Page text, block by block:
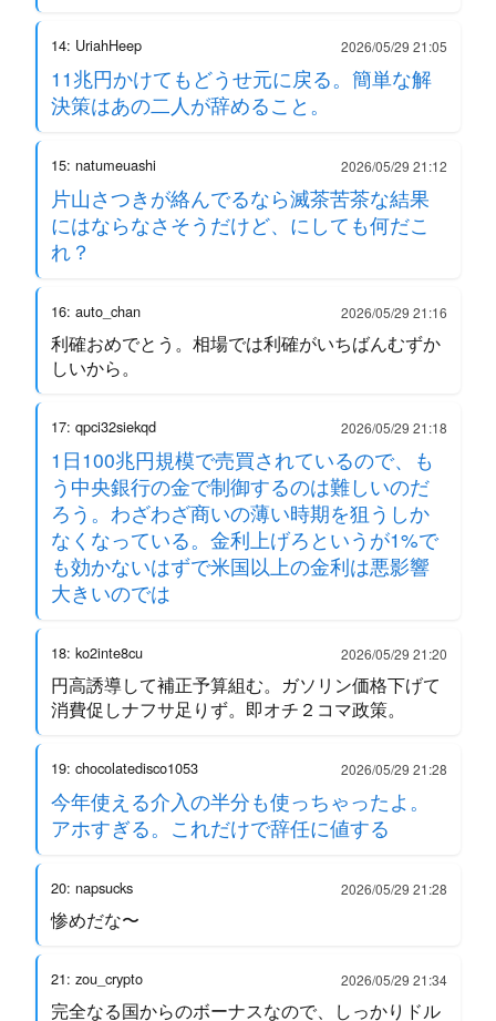
14: UriahHeep 2026/05/29 21:05
11兆円かけてもどうせ元に戻る。簡単な解
決策はあの二人が辞めること。
15: natumeuashi 2026/05/29 21:12
片山さつきが絡んでるなら滅茶苦茶な結果
にはならなさそうだけど、にしても何だこ
れ？
16: auto_chan 2026/05/29 21:16
利確おめでとう。相場では利確がいちばんむずか
しいから。
17: qpci32siekqd 2026/05/29 21:18
1日100兆円規模で売買されているので、も
う中央銀行の金で制御するのは難しいのだ
ろう。わざわざ商いの薄い時期を狙うしか
なくなっている。金利上げろというが1%で
も効かないはずで米国以上の金利は悪影響
大きいのでは
18: ko2inte8cu 2026/05/29 21:20
円高誘導して補正予算組む。ガソリン価格下げて
消費促しナフサ足りず。即オチ２コマ政策。
19: chocolatedisco1053 2026/05/29 21:28
今年使える介入の半分も使っちゃったよ。
アホすぎる。これだけで辞任に値する
20: napsucks 2026/05/29 21:28
惨めだな〜
21: zou_crypto 2026/05/29 21:34
完全なる国からのボーナスなので、しっかりドル